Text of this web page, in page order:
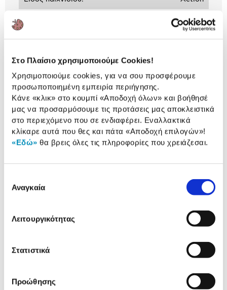
Στο Πλαίσιο χρησιμοποιούμε Cookies!
Χρησιμοποιούμε cookies, για να σου προσφέρουμε
προσωποποιημένη εμπειρία περιήγησης.
Κάνε «κλικ» στο κουμπί «Αποδοχή όλων» και βοήθησέ
μας να προσαρμόσουμε τις προτάσεις μας αποκλειστικά
στο περιεχόμενο που σε ενδιαφέρει. Εναλλακτικά
κλίκαρε αυτά που θες και πάτα «Αποδοχή επιλογών»!
«Εδώ» θα βρεις όλες τις πληροφορίες που χρειάζεσαι.
συγκατάθεσης
Αναγκαία
Λειτουργικότητας
Στατιστικά
Προώθησης
Nintendo Switch
Αναλυτική
παρουσίαση
Προδιαγραφές
προϊόντος
Χαρακτηριστικά
Αξιολογήσεις
Αξιολογήσεις
προϊόντα σε ενδιαφέρουν!